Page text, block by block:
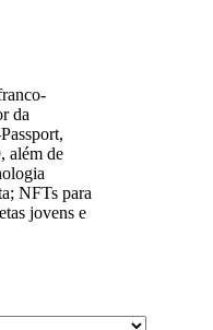
da
além de
NFTs para
jovens e